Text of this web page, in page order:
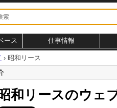
ース 仕事情報
› 昭和リース
和リースのウェ